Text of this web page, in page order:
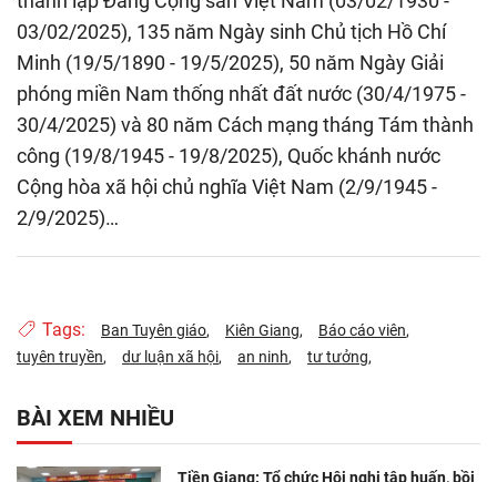
03/02/2025), 135 năm Ngày sinh Chủ tịch Hồ Chí
Minh (19/5/1890 - 19/5/2025), 50 năm Ngày Giải
phóng miền Nam thống nhất đất nước (30/4/1975 -
30/4/2025) và 80 năm Cách mạng tháng Tám thành
công (19/8/1945 - 19/8/2025), Quốc khánh nước
Cộng hòa xã hội chủ nghĩa Việt Nam (2/9/1945 -
2/9/2025)…
Tags: Ban Tuyên giáo Kiên Giang
Báo cáo viên
tuyên truyền
dư luận xã hội an ninh tư tưởng
BÀI XEM NHIỀU
Tiền Giang: Tổ chức Hội nghị tập huấn, bồi